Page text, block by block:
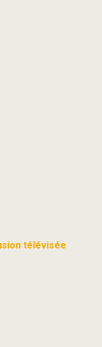
télévisée